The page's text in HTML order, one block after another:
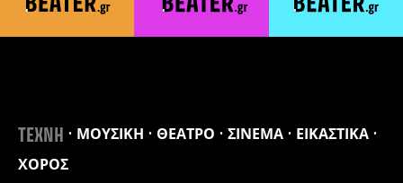
ΤΕΧΝΗ ΜΟΥΣΙΚΗ ΘΕΑΤΡΟ ΣΙΝΕΜΑ
ΕΙΚΑΣΤΙΚΑ
ΧΟΡΟΣ